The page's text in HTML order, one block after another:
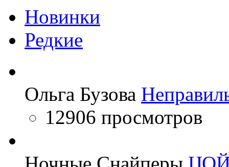
Новинки
Редкие
Ольга Бузова
12906 просмотров